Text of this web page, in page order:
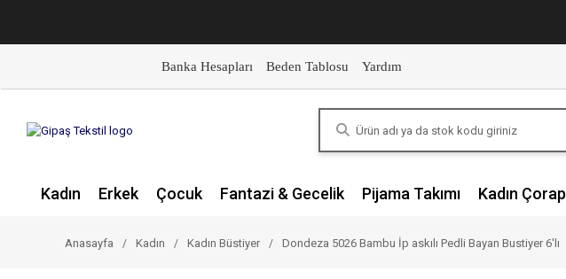
Banka Hesapları Beden Tablosu Yardım
Kadın Erkek Çocuk Fantazi & Gecelik Pijama Takımı Kadın Çorap
Anasayfa Kadın Kadın Büstiyer Dondeza 5026 Bambu İp askılı Pedli Bayan Bustiyer 6'lı